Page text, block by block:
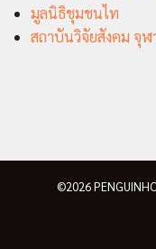
มูลนิธิชุมชนไท
สถาบันวิจัยสังคม จุ
©2026